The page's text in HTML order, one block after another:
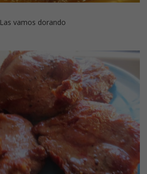
Las vamos dorando